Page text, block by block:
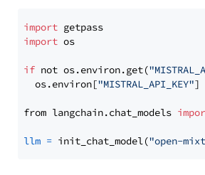
import
import os
if not os.environ.get(
  os.environ[
"MISTRAL_API_KEY"]
from langchain.chat_models
llm = init_chat_model("open-